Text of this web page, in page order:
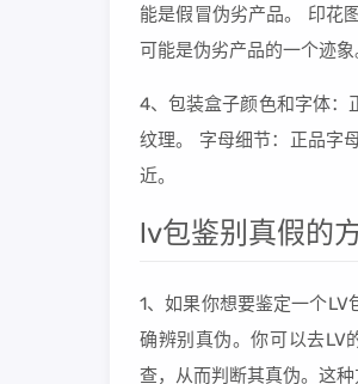
能是假冒伪劣产品。 印花
可能是伪劣产品的一个迹象
4、包装盒子颜色和字体：
纹理。 字母细节：正品字
近。
lv包鉴别真假的
1、如果你想要鉴定一个
确辨别真伪。你可以去LV
查，从而判断其真伪。这